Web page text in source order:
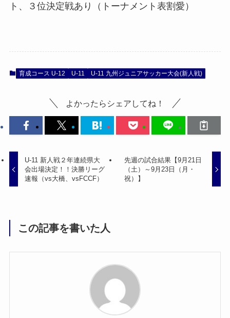
ト、３位決定戦あり（トーナメント表割愛）
育成コース U-12 U-11 U-11 九州ジュニアサッカー大会(新人戦)
よかったらシェアしてね！
U-11 新人戦２年連続県大
会出場決定！！決勝リーグ
速報（vs大橋、vsFCCF）
先週の試合結果【9月21日
（土）～9月23日（月・
祝）】
この記事を書いた人